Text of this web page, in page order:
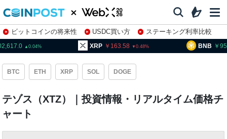
ビットコインの将来性 USDC買い方
ステーキング利率比較
株特集・関連銘柄
XRP 0.48 BNB 95,386.0 1.48
BTC ETH XRP SOL DOGE
テゾス（XTZ）｜投資情報・リアルタイム価格チ
ャート